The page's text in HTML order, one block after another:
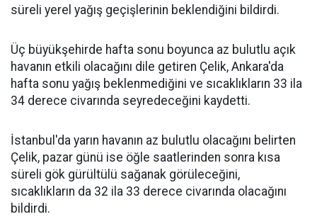
süreli yerel yağış geçişlerinin beklendiğini bildirdi.
Üç büyükşehirde hafta sonu boyunca az bulutlu açık
havanın etkili olacağını dile getiren Çelik, Ankara'da
hafta sonu yağış beklenmediğini ve sıcaklıkların 33 ila
34 derece civarında seyredeceğini kaydetti.
İstanbul'da yarın havanın az bulutlu olacağını belirten
Çelik, pazar günü ise öğle saatlerinden sonra kısa
süreli gök gürültülü sağanak görüleceğini,
sıcaklıkların da 32 ila 33 derece civarında olacağını
bildirdi.